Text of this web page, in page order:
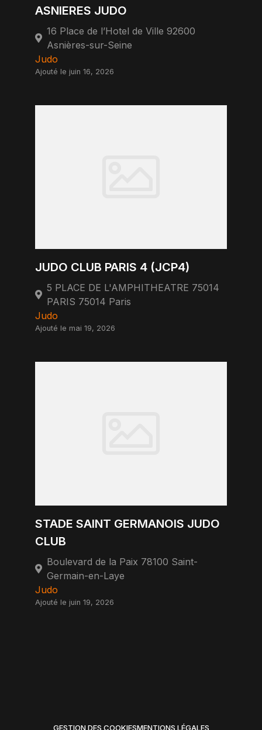
ASNIERES JUDO
16 Place de l’Hotel de Ville 92600
Asnières-sur-Seine
Judo
Ajouté le juin 16, 2026
JUDO CLUB PARIS 4 (JCP4)
5 PLACE DE L'AMPHITHEATRE 75014
PARIS 75014 Paris
Judo
Ajouté le mai 19, 2026
STADE SAINT GERMANOIS JUDO
CLUB
Boulevard de la Paix 78100 Saint-
Germain-en-Laye
Judo
Ajouté le juin 19, 2026
GESTION DES COOKIESMENTIONS LÉGALES